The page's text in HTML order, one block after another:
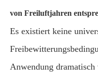
von Freiluftjahren
Es existiert keine
Anwendung dramatisch